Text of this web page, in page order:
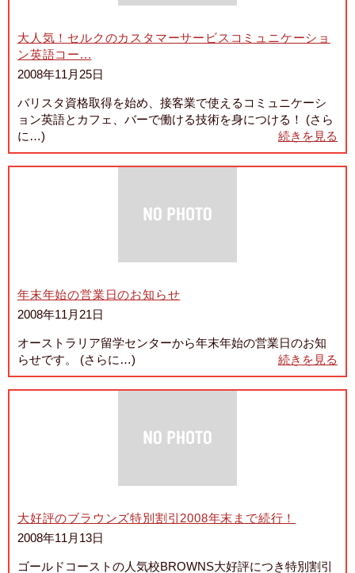
大人気！セルクのカスタマーサービスコミュニケーショ
ン英語コー...
2008年11月25日
バリスタ資格取得を始め、接客業で使えるコミュニケーシ
ョン英語とカフェ、バーで働ける技術を身につける！ (さら
に…)
続きを見る
年末年始の営業日のお知らせ
2008年11月21日
オーストラリア留学センターから年末年始の営業日のお知
らせです。 (さらに…)
続きを見る
大好評のブラウンズ特別割引2008年末まで続行！
2008年11月13日
ゴールドコーストの人気校BROWNS大好評につき特別割引